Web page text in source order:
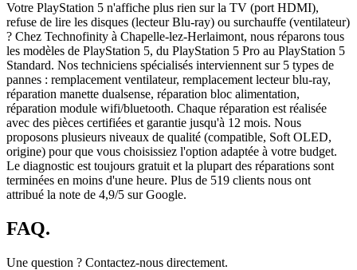
Votre PlayStation 5 n'affiche plus rien sur la TV (port HDMI),
refuse de lire les disques (lecteur Blu-ray) ou surchauffe (ventilateur)
? Chez Technofinity à Chapelle-lez-Herlaimont, nous réparons tous
les modèles de PlayStation 5, du PlayStation 5 Pro au PlayStation 5
Standard. Nos techniciens spécialisés interviennent sur 5 types de
pannes : remplacement ventilateur, remplacement lecteur blu-ray,
réparation manette dualsense, réparation bloc alimentation,
réparation module wifi/bluetooth. Chaque réparation est réalisée
avec des pièces certifiées et garantie jusqu'à 12 mois. Nous
proposons plusieurs niveaux de qualité (compatible, Soft OLED,
origine) pour que vous choisissiez l'option adaptée à votre budget.
Le diagnostic est toujours gratuit et la plupart des réparations sont
terminées en moins d'une heure. Plus de 519 clients nous ont
attribué la note de 4,9/5 sur Google.
FAQ.
Une question ? Contactez-nous directement.